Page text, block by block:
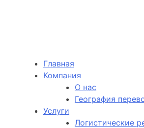
Главная
Компания
О нас
География
Услуги
Логистические